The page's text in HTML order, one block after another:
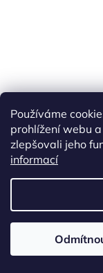
Používáme
prohlížení webu
zlepšovali jeho
informací
Copyright 2026